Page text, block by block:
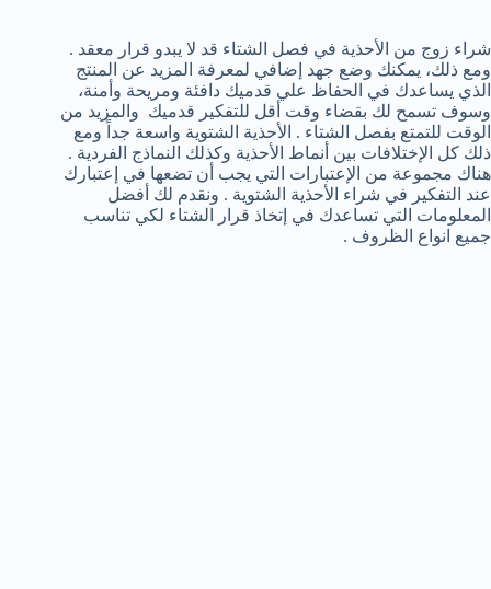
شراء زوج من الأحذية في فصل الشتاء قد لا يبدو قرار معقد .
ومع ذلك، يمكنك وضع جهد إضافي لمعرفة المزيد عن المنتج
الذي يساعدك في الحفاظ علي قدميك دافئة ومريحة وأمنة،
وسوف تسمح لك بقضاء وقت أقل للتفكير قدميك والمزيد من
الوقت للتمتع بفصل الشتاء . الأحذية الشتوية واسعة جداً ومع
ذلك كل الإختلافات بين أنماط الأحذية وكذلك النماذج الفردية .
هناك مجموعة من الإعتبارات التي يجب أن تضعها في إعتبارك
عند التفكير في شراء الأحذية الشتوية . ونقدم لك أفضل
المعلومات التي تساعدك في إتخاذ قرار الشتاء لكي تناسب
جميع انواع الظروف .